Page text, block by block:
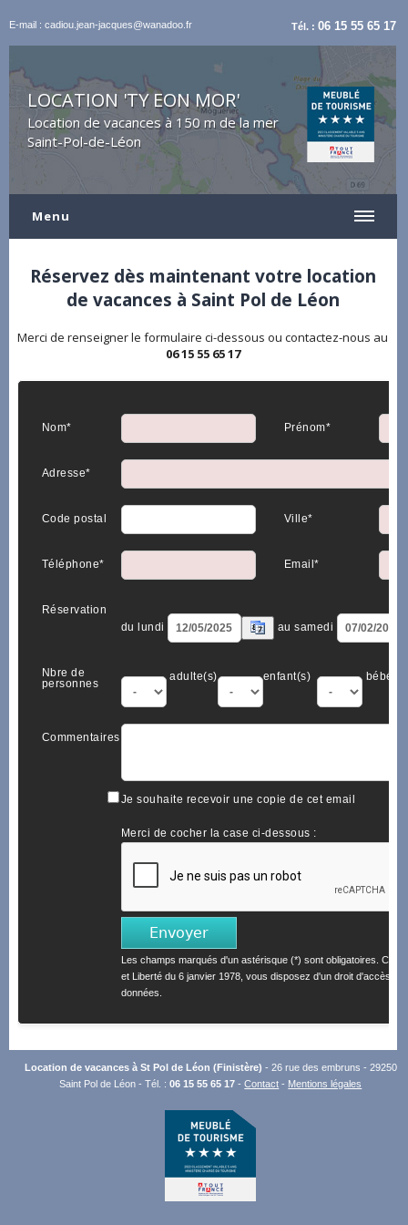
E-mail : cadiou.jean-jacques@wanadoo.fr Tél. :06 15 55 65 17
LOCATION 'TY EON MOR'
Location de vacances à 150 m de la mer
Saint-Pol-de-Léon
Menu
Réservez dès maintenant votre location
de vacances à Saint Pol de Léon
Merci de renseigner le formulaire ci-dessous ou contactez-nous au
06 15 55 65 17
Nom* Prénom*
Adresse*
Code postal Ville*
Téléphone* Email*
Réservation
du lundi
au samedi
Nbre de
personnes
adulte(s) enfant(s) bébé(s)
Commentaires
Je souhaite recevoir une copie de cet email
Merci de cocher la case ci-dessous :
Les champs marqués d'un astérisque (*) sont obligatoires.
et Liberté du 6 janvier 1978, vous disposez d'un droit d'accès et
données.
Location de vacances à St Pol de Léon (Finistère) - 26 rue des embruns - 29250
Saint Pol de Léon - Tél. :06 15 55 65 17 -Contact - Mentions légales